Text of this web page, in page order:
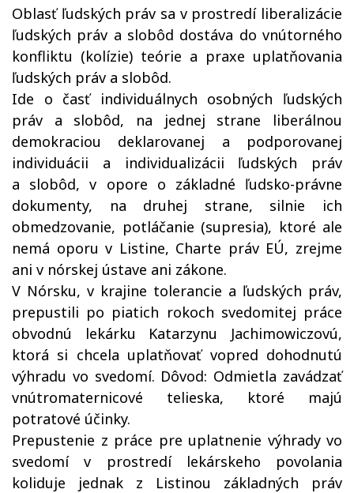
Oblasť ľudských práv sa v prostredí liberalizácie
ľudských práv a slobôd dostáva do vnútorného
konfliktu (kolízie) teórie a praxe uplatňovania
ľudských práv a slobôd.
Ide o časť individuálnych osobných ľudských
práv a slobôd, na jednej strane liberálnou
demokraciou deklarovanej a podporovanej
individuácii a individualizácii ľudských práv
a slobôd, v opore o základné ľudsko-právne
dokumenty, na druhej strane, silnie ich
obmedzovanie, potláčanie (supresia), ktoré ale
nemá oporu v Listine, Charte práv EÚ, zrejme
ani v nórskej ústave ani zákone.
V Nórsku, v krajine tolerancie a ľudských práv,
prepustili po piatich rokoch svedomitej práce
obvodnú lekárku Katarzynu Jachimowiczovú,
ktorá si chcela uplatňovať vopred dohodnutú
výhradu vo svedomí. Dôvod: Odmietla zavádzať
vnútromaternicové telieska, ktoré majú
potratové účinky.
Prepustenie z práce pre uplatnenie výhrady vo
svedomí v prostredí lekárskeho povolania
koliduje jednak z Listinou základných práv